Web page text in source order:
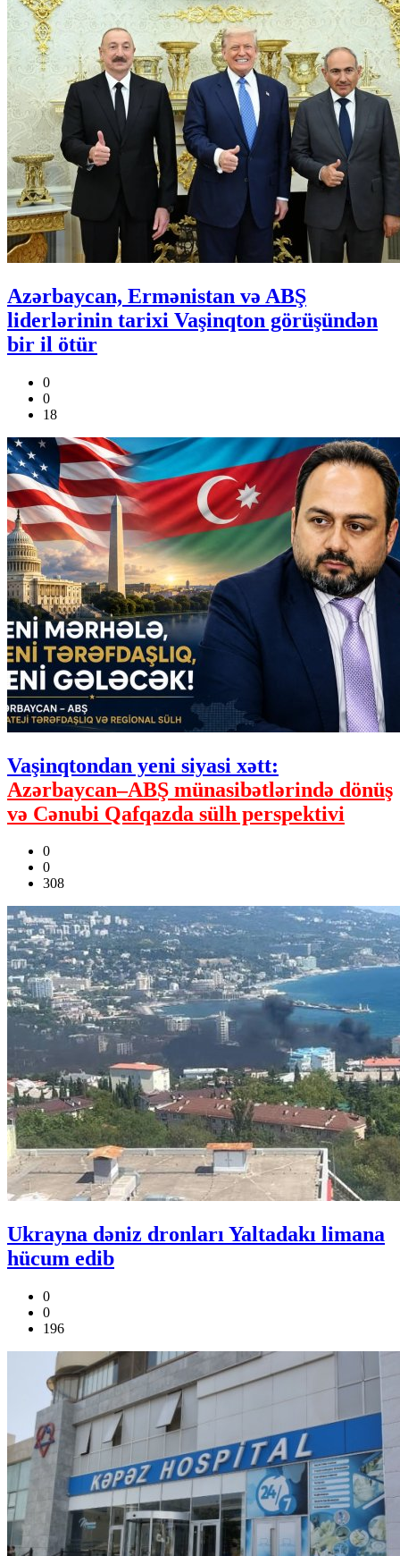
Azərbaycan, Ermənistan və ABŞ
liderlərinin tarixi Vaşinqton görüşündən
bir il ötür
0
0
18
Vaşinqtondan yeni siyasi xətt:
Azərbaycan–ABŞ münasibətlərində dönüş
və Cənubi Qafqazda sülh perspektivi
0
0
308
Ukrayna dəniz dronları Yaltadakı limana
hücum edib
0
0
196